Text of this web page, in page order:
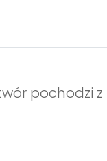
pochodzi z